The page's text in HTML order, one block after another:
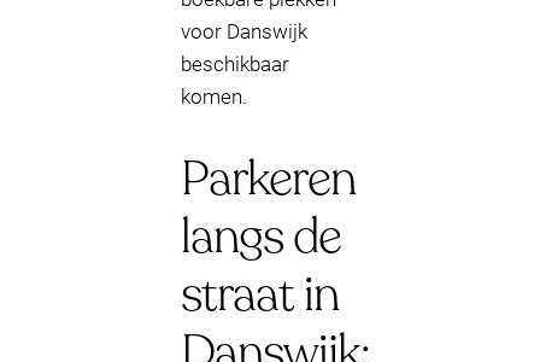
voor Danswijk
beschikbaar
komen.
Parkeren
langs de
straat in